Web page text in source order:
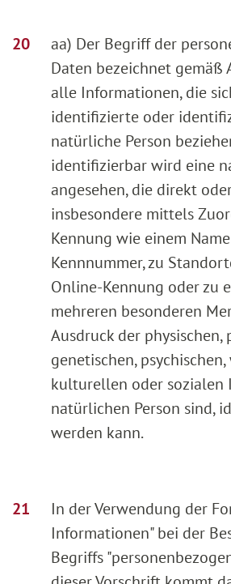
aa) Der Begriff der
Daten bezeichnet gemäß
alle Informationen, die
identifizierte oder
natürliche Person
identifizierbar wird eine
angesehen, die direkt
insbesondere mittels
Kennung wie einem
Kennnummer, zu
Online-Kennung oder zu
mehreren besonderen
Ausdruck der physischen,
genetischen,
kulturellen oder sozialen
natürlichen Person sind,
werden kann.
In der Verwendung der
Informationen" bei der
Begriffs